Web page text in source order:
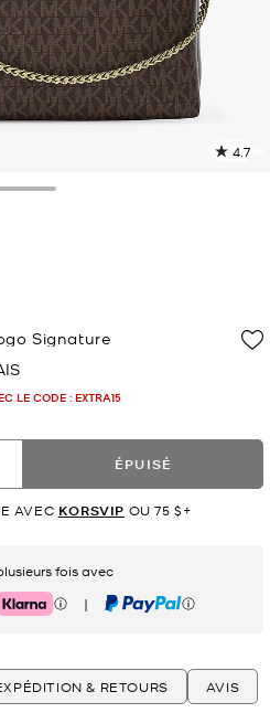
4.7
Signature
LE CODE : EXTRA15
ÉPUISÉ
AVEC KORSVIP OU 75 $+
fois avec
| PayPal
& RETOURS AVIS